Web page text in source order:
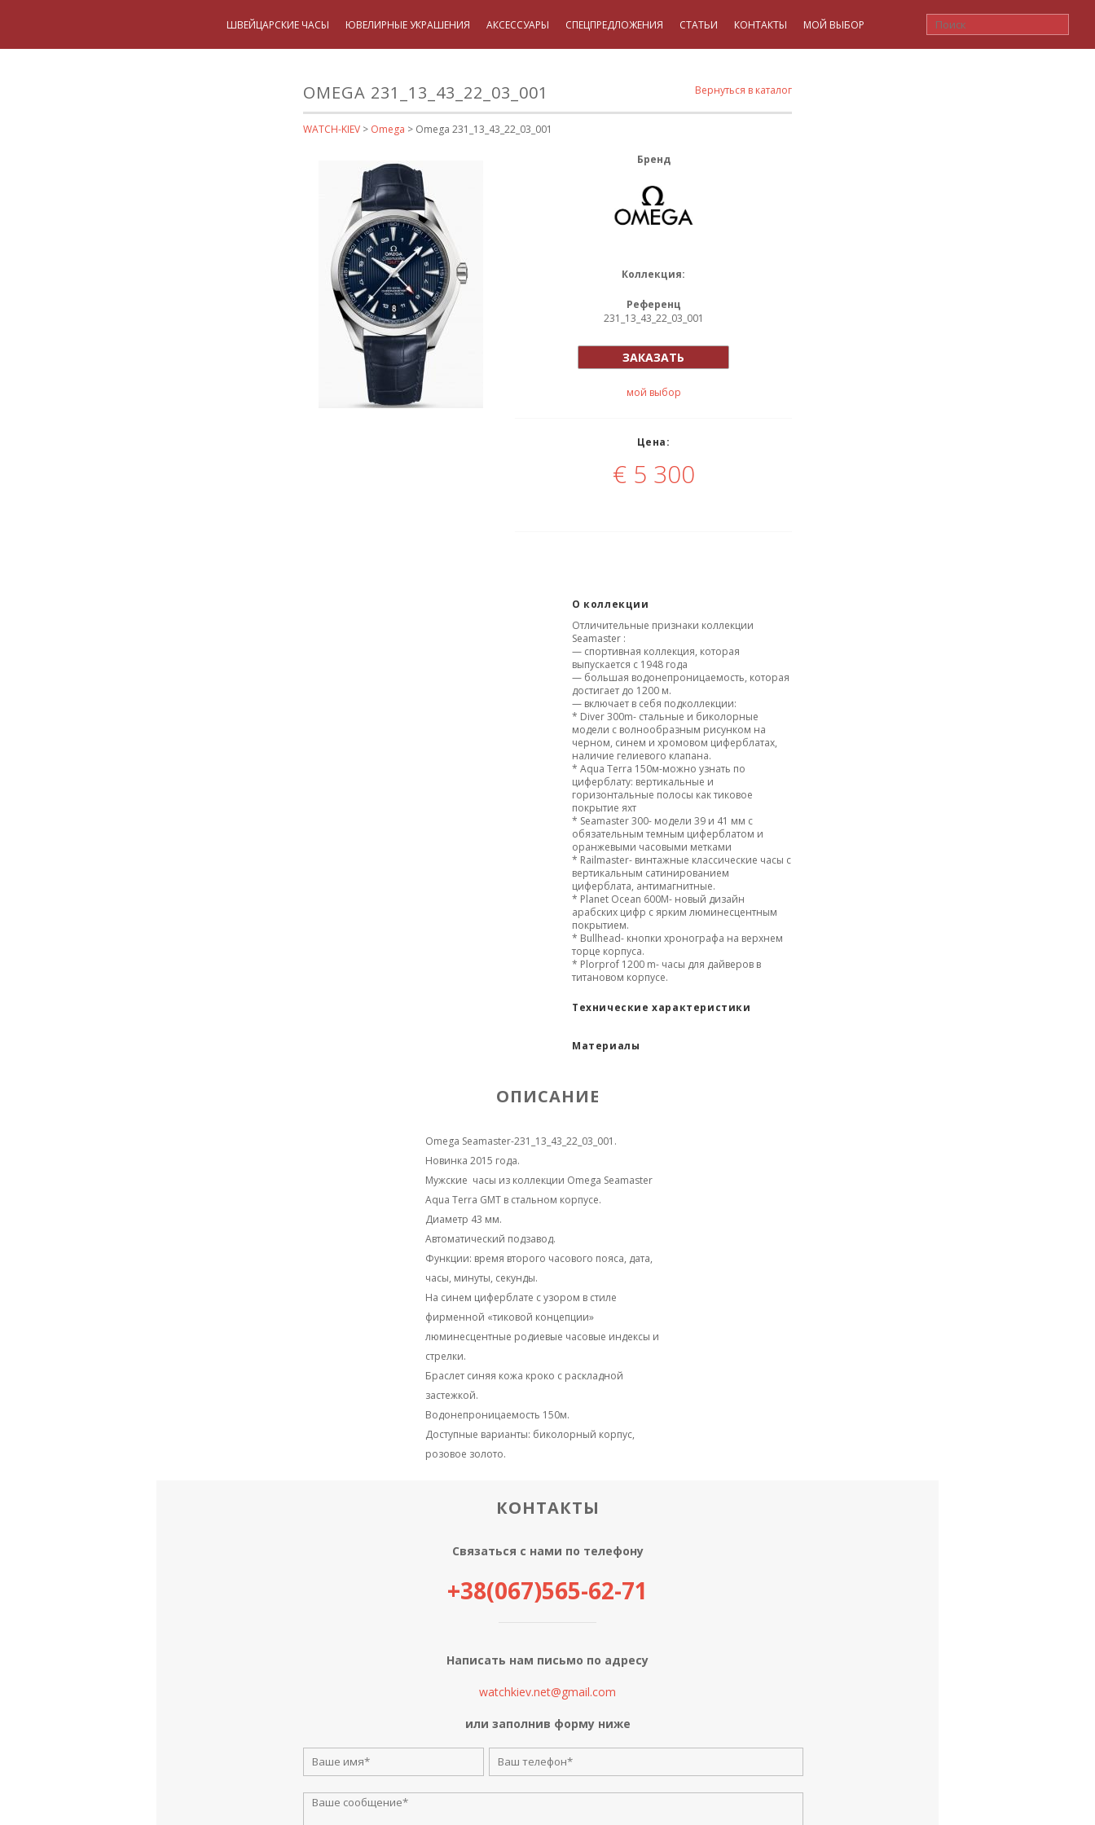
ШВЕЙЦАРСКИЕ ЧАСЫ ЮВЕЛИРНЫЕ УКРАШЕНИЯ АКСЕССУАРЫ СПЕЦПРЕДЛОЖЕНИЯ СТАТЬИ КОНТАКТЫ МОЙ ВЫБОР
OMEGA 231_13_43_22_03_001 Вернуться в каталог
WATCH-KIEV > Omega > Omega 231_13_43_22_03_001
Бренд
Коллекция:
Референц
231_13_43_22_03_001
ЗАКАЗАТЬ
мой выбор
Цена:
€5 300
О коллекции
Отличительные признаки коллекции
Seamaster :
— спортивная коллекция, которая
выпускается с 1948 года
— большая водонепроницаемость, которая
достигает до 1200 м.
— включает в себя подколлекции:
* Diver 300m- стальные и биколорные
модели с волнообразным рисунком на
черном, синем и хромовом циферблатах,
наличие гелиевого клапана.
* Aqua Terra 150м-можно узнать по
циферблату: вертикальные и
горизонтальные полосы как тиковое
покрытие яхт
* Seamaster 300- модели 39 и 41 мм с
обязательным темным циферблатом и
оранжевыми часовыми метками
* Railmaster- винтажные классические часы с
вертикальным сатинированием
циферблата, антимагнитные.
* Planet Ocean 600М- новый дизайн
арабских цифр с ярким люминесцентным
покрытием.
* Bullhead- кнопки хронографа на верхнем
торце корпуса.
* Plorprof 1200 m- часы для дайверов в
титановом корпусе.
Технические характеристики
Материалы
ОПИСАНИЕ
Omega Seamaster-231_13_43_22_03_001.
Новинка 2015 года.
Мужские часы из коллекции Omega Seamaster
Aqua Terra GMT в стальном корпусе.
Диаметр 43 мм.
Автоматический подзавод.
Функции: время второго часового пояса, дата,
часы, минуты, секунды.
На синем циферблате с узором в стиле
фирменной «тиковой концепции»
люминесцентные родиевые часовые индексы и
стрелки.
Браслет синяя кожа кроко с раскладной
застежкой.
Водонепроницаемость 150м.
Доступные варианты: биколорный корпус,
розовое золото.
КОНТАКТЫ
Связаться с нами по телефону
+38(067)565-62-71
Написать нам письмо по адресу
watchkiev.net@gmail.com
или заполнив форму ниже